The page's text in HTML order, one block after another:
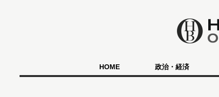
HOME 政治・経済